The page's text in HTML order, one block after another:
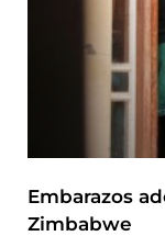
Embarazos
Zimbabwe